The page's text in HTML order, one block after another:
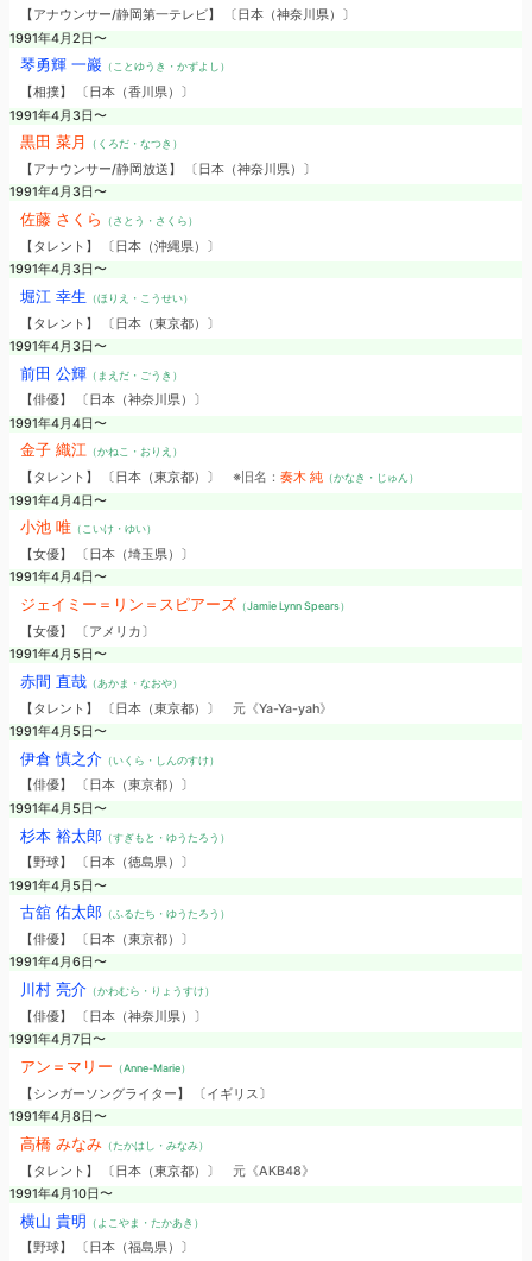
【アナウンサー/静岡第一テレビ】 〔日本（神奈川県）〕
1991年4月2日〜
琴勇輝 一巖 （ことゆうき・かずよし）
【相撲】 〔日本（香川県）〕
1991年4月3日〜
黒田 菜月 （くろだ・なつき）
【アナウンサー/静岡放送】 〔日本（神奈川県）〕
1991年4月3日〜
佐藤 さくら （さとう・さくら）
【タレント】 〔日本（沖縄県）〕
1991年4月3日〜
堀江 幸生 （ほりえ・こうせい）
【タレント】 〔日本（東京都）〕
1991年4月3日〜
前田 公輝（まえだ・ごうき）
【俳優】 〔日本（神奈川県）〕
1991年4月4日〜
金子 織江（かねこ・おりえ）
【タレント】 〔日本（東京都）〕 ※旧名： 奏木 純（かなき・じゅん）
1991年4月4日〜
小池 唯（こいけ・ゆい）
【女優】 〔日本（埼玉県）〕
1991年4月4日〜
ジェイミー＝リン＝スピアーズ （Jamie Lynn Spears）
【女優】 〔アメリカ〕
1991年4月5日〜
赤間 直哉（あかま・なおや）
【タレント】 〔日本（東京都）〕 元《Ya-Ya-yah》
1991年4月5日〜
伊倉 慎之介（いくら・しんのすけ）
【俳優】 〔日本（東京都）〕
1991年4月5日〜
杉本 裕太郎（すぎもと・ゆうたろう）
【野球】 〔日本（徳島県）〕
1991年4月5日〜
古舘 佑太郎（ふるたち・ゆうたろう）
【俳優】 〔日本（東京都）〕
1991年4月6日〜
川村 亮介（かわむら・りょうすけ）
【俳優】 〔日本（神奈川県）〕
1991年4月7日〜
アン＝マリー （Anne-Marie）
【シンガーソングライター】 〔イギリス〕
1991年4月8日〜
高橋 みなみ（たかはし・みなみ）
【タレント】 〔日本（東京都）〕 元《AKB48》
1991年4月10日〜
横山 貴明 （よこやま・たかあき）
【野球】 〔日本（福島県）〕